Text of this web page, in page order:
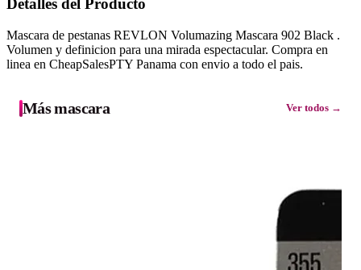
Detalles del Producto
Mascara de pestanas REVLON Volumazing Mascara 902 Black .
Volumen y definicion para una mirada espectacular. Compra en
linea en CheapSalesPTY Panama con envio a todo el pais.
Más mascara Ver todos →